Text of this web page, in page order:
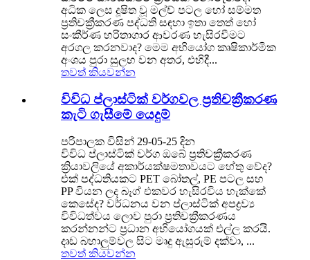
අධික ලෙස දූෂිත වූ මල්ච් පටල හෝ සම්මත
ප්‍රතිචක්‍රීකරණ පද්ධති සඳහා ඉතා තෙත් හෝ
සංකීර්ණ හරිතාගාර ආවරණ හැසිරවීමට
අරගල කරනවාද? මෙම අභියෝග කෘෂිකාර්මික
අංශය පුරා සුලභ වන අතර, එහිදී...
තවත් කියවන්න
විවිධ ප්ලාස්ටික් වර්ගවල ප්‍රතිචක්‍රීකරණ
කැටි ගැසීමේ යෙදුම්
පරිපාලක විසින් 29-05-25 දින
විවිධ ප්ලාස්ටික් වර්ග ඔබේ ප්‍රතිචක්‍රීකරණ
ක්‍රියාවලියේ අකාර්යක්ෂමතාවයට හේතු වේද?
එක් පද්ධතියකට PET බෝතල්, PE පටල සහ
PP වියන ලද බෑග් එකවර හැසිරවිය හැක්කේ
කෙසේද? වර්ධනය වන ප්ලාස්ටික් අපද්‍රව්‍ය
විවිධත්වය ලොව පුරා ප්‍රතිචක්‍රීකරණය
කරන්නන්ට ප්‍රධාන අභියෝගයක් එල්ල කරයි.
දෘඩ බහාලුම්වල සිට මෘදු ඇසුරුම් දක්වා, ...
තවත් කියවන්න